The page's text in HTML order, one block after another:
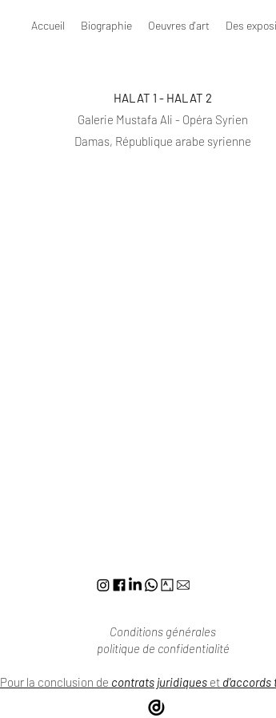
Accueil Biographie Oeuvres d'art Des
HALAT 1 - HALAT 2
Galerie Mustafa Ali - Opéra Syrien
Damas, République arabe syrienne
Conditions générales
politique de confidentialité
Pour la conclusion de contrats juridiques et d'accords